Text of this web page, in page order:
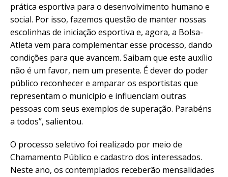
prática esportiva para o desenvolvimento humano e
social. Por isso, fazemos questão de manter nossas
escolinhas de iniciação esportiva e, agora, a Bolsa-
Atleta vem para complementar esse processo, dando
condições para que avancem. Saibam que este auxílio
não é um favor, nem um presente. É dever do poder
público reconhecer e amparar os esportistas que
representam o município e influenciam outras
pessoas com seus exemplos de superação. Parabéns
a todos”, salientou.
O processo seletivo foi realizado por meio de
Chamamento Público e cadastro dos interessados.
Neste ano, os contemplados receberão mensalidades